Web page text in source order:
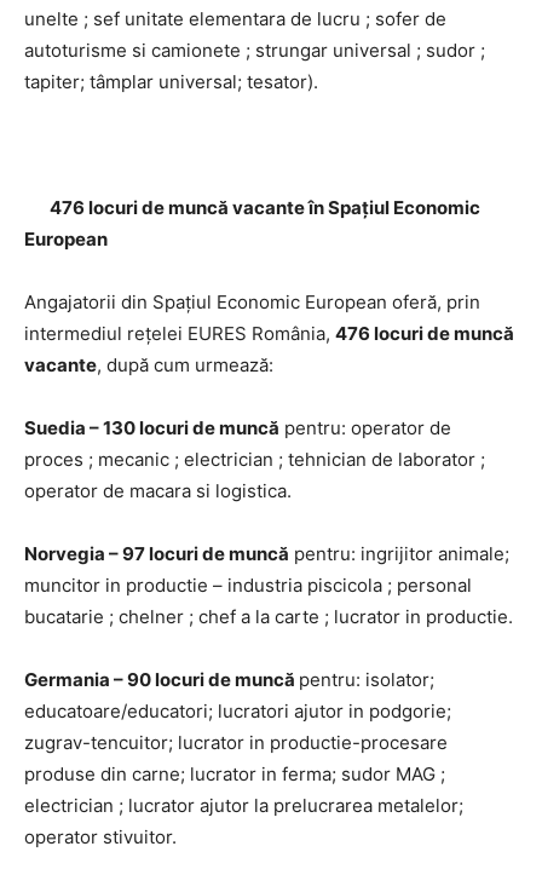
unelte ; sef unitate elementara de lucru ; sofer de
autoturisme si camionete ; strungar universal ; sudor ;
tapiter; tâmplar universal; tesator).
476 locuri de muncă vacante în Spațiul Economic
European
Angajatorii din Spațiul Economic European oferă, prin
intermediul rețelei EURES România, 476 locuri de muncă
vacante, după cum urmează:
Suedia – 130 locuri de muncă pentru: operator de
proces ; mecanic ; electrician ; tehnician de laborator ;
operator de macara si logistica.
Norvegia – 97 locuri de muncă pentru: ingrijitor animale;
muncitor in productie – industria piscicola ; personal
bucatarie ; chelner ; chef a la carte ; lucrator in productie.
Germania – 90 locuri de muncă pentru: isolator;
educatoare/educatori; lucratori ajutor in podgorie;
zugrav-tencuitor; lucrator in productie-procesare
produse din carne; lucrator in ferma; sudor MAG ;
electrician ; lucrator ajutor la prelucrarea metalelor;
operator stivuitor.